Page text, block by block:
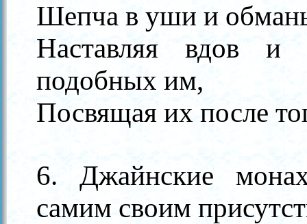
Шепча в уши и
Наставляя вдов и
подобных им,
Посвящая их после
6. Джайнские
самим своим